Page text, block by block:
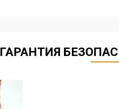
ГАРАНТИЯ